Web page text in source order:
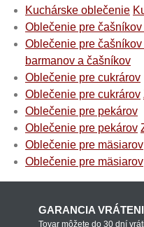
Kuchárske oblečenie
Oblečenie pre
Oblečenie pre
barmanov a čašníkov
Oblečenie pre cukrárov
Oblečenie pre cukrárov
Oblečenie pre pekárov
Oblečenie pre pekárov
Oblečenie pre mäsiarov
Oblečenie pre mäsiarov
GARANCIA
Tovar môžete do 30 dní